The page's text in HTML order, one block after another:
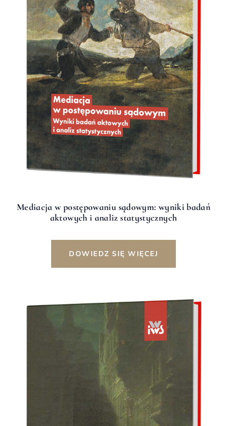
Mediacja w postępowaniu sądowym: wyniki badań
aktowych i analiz statystycznych
DOWIEDZ SIĘ WIĘCEJ